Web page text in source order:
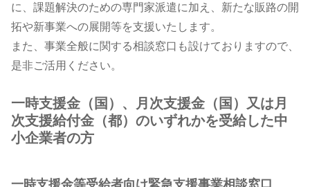
に、課題解決のための専門家派遣に加え、新たな販路の開
拓や新事業への展開等を支援いたします。
また、事業全般に関する相談窓口も設けておりますので、
是非ご活用ください。
一時支援金（国）、月次支援金（国）又は月
次支援給付金（都）のいずれかを受給した中
小企業者の方
一時支援金等受給者向け緊急支援事業相談窓口